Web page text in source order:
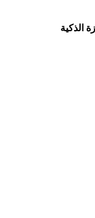
الذكية